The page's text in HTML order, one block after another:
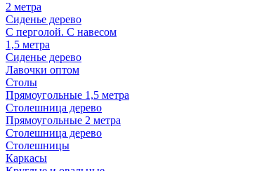
2 метра
Сиденье дерево
С перголой. С навесом
1,5 метра
Сиденье дерево
Лавочки оптом
Столы
Прямоугольные 1,5 метра
Столешница дерево
Прямоугольные 2 метра
Столешница дерево
Столешницы
Каркасы